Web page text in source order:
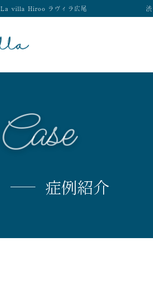
La villa Hiroo ラヴィラ広尾
Case
症例紹介